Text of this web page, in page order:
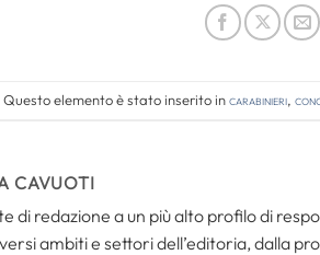
Questo elemento è stato inserito inCarabinieri,
CAVUOTI
di redazione a un più alto profilo di
ambiti e settori dell’editoria, dalla